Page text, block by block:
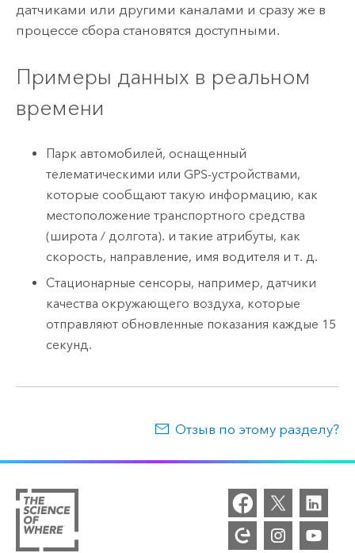
датчиками или другими каналами и сразу же в
процессе сбора становятся доступными.
Примеры данных в реальном
времени
Парк автомобилей, оснащенный
телематическими или GPS-устройствами,
которые сообщают такую информацию, как
местоположение транспортного средства
(широта / долгота). и такие атрибуты, как
скорость, направление, имя водителя и т. д.
Стационарные сенсоры, например, датчики
качества окружающего воздуха, которые
отправляют обновленные показания каждые 15
секунд.
Отзыв по этому разделу?